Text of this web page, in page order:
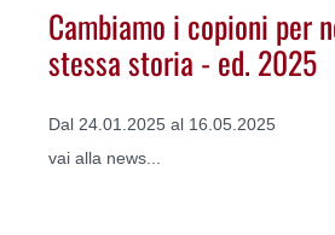
Cambiamo i copioni per
stessa storia - ed. 2025
Dal 24.01.2025 al 16.05.2025
vai alla news...